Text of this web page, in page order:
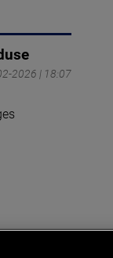
2026 | 18:07